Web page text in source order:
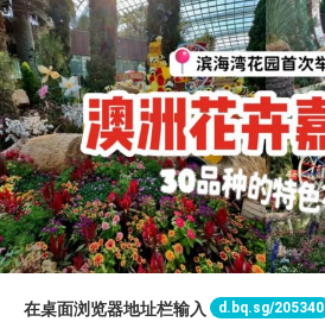
在桌面浏览器地址栏输入 d.bq.sg/205340